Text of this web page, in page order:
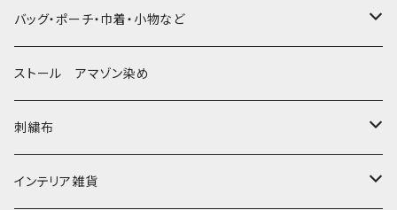
大判布150-特大250cm ベッドカバー
〜155cm
〜180cm
中型布 30-90cm
80-90-
-70-
小型布 コースター・カフェマット・ポットマット
小型マット（正方形）
細長布 ロング テーブルランナー
バッグ・ポーチ・巾着・小物など
バッグ
草木染めと泥染め
帆布の泥染め
ポシェット・ポーチ・巾着
ポシェット・ショルダー
パッチワーク
ストール アマゾン染め
刺繍布
大判刺繍腰巻
インテリア雑貨